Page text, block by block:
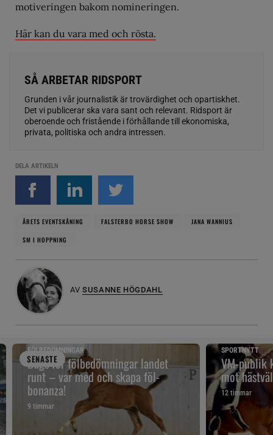
motiveringen bakom nomineringen.
Här kan du vara med och rösta.
SÅ ARBETAR RIDSPORT
Grunden i vår journalistik är trovärdighet och opartiskhet.
Det vi publicerar ska vara sant och relevant. Ridsport är
oberoende och fristående i förhållande till ekonomiska,
privata, politiska och andra intressen.
DELA ARTIKELN
ÅRETS EVENTSKÅNING FALSTERBO HORSE SHOW
JANA WANNIUS
SM I HOPPNING
AV SUSANNE HÖGDAHL
SENASTE
FÖLBEDÖMNINGAR
Dags för fölbedömningar landet
runt – var med och skapa föl-
bonanza!
9 timmar
SPORTNYTT
VM-publik
mot
12 timmar